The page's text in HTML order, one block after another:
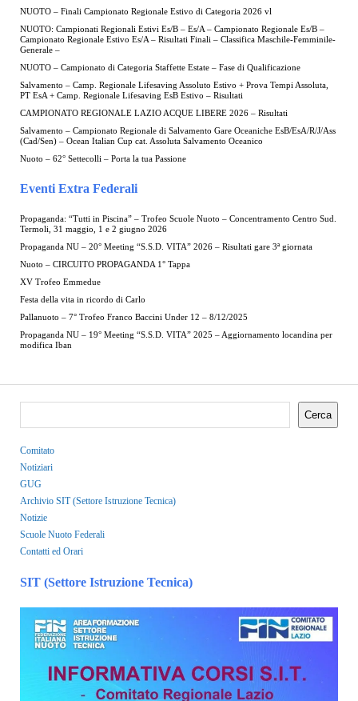
NUOTO – Finali Campionato Regionale Estivo di Categoria 2026 vl
NUOTO: Campionati Regionali Estivi Es/B – Es/A – Campionato Regionale Es/B –
Campionato Regionale Estivo Es/A – Risultati Finali – Classifica Maschile-Femminile-
Generale –
NUOTO – Campionato di Categoria Staffette Estate – Fase di Qualificazione
Salvamento – Camp. Regionale Lifesaving Assoluto Estivo + Prova Tempi Assoluta,
PT EsA + Camp. Regionale Lifesaving EsB Estivo – Risultati
CAMPIONATO REGIONALE LAZIO ACQUE LIBERE 2026 – Risultati
Salvamento – Campionato Regionale di Salvamento Gare Oceaniche EsB/EsA/R/J/Ass
(Cad/Sen) – Ocean Italian Cup cat. Assoluta Salvamento Oceanico
Nuoto – 62° Settecolli – Porta la tua Passione
Eventi Extra Federali
Propaganda: “Tutti in Piscina” – Trofeo Scuole Nuoto – Concentramento Centro Sud.
Termoli, 31 maggio, 1 e 2 giugno 2026
Propaganda NU – 20° Meeting “S.S.D. VITA” 2026 – Risultati gare 3ª giornata
Nuoto – CIRCUITO PROPAGANDA 1° Tappa
XV Trofeo Emmedue
Festa della vita in ricordo di Carlo
Pallanuoto – 7° Trofeo Franco Baccini Under 12 – 8/12/2025
Propaganda NU – 19° Meeting “S.S.D. VITA” 2025 – Aggiornamento locandina per
modifica Iban
Cerca
Comitato
Notiziari
GUG
Archivio SIT (Settore Istruzione Tecnica)
Notizie
Scuole Nuoto Federali
Contatti ed Orari
SIT (Settore Istruzione Tecnica)